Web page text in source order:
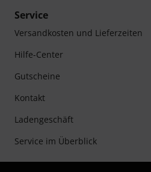
Service
Versandkosten und Lieferzeiten
Hilfe-Center
Gutscheine
Kontakt
Ladengeschäft
Service im Überblick